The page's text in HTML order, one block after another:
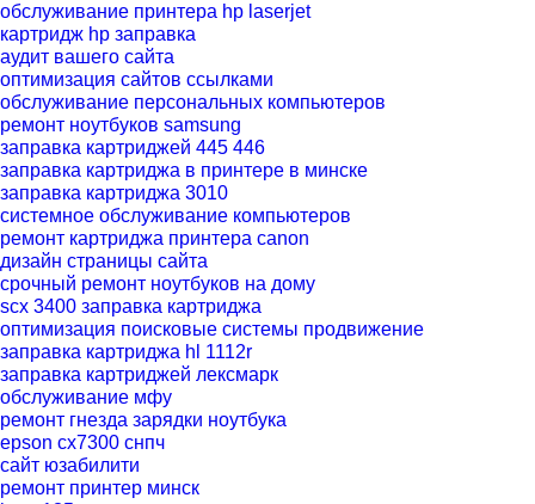
обслуживание принтера hp laserjet
картридж hp заправка
аудит вашего сайта
оптимизация сайтов ссылками
обслуживание персональных компьютеров
ремонт ноутбуков samsung
заправка картриджей 445 446
заправка картриджа в принтере в минске
заправка картриджа 3010
системное обслуживание компьютеров
ремонт картриджа принтера canon
дизайн страницы сайта
срочный ремонт ноутбуков на дому
scx 3400 заправка картриджа
оптимизация поисковые системы продвижение
заправка картриджа hl 1112r
заправка картриджей лексмарк
обслуживание мфу
ремонт гнезда зарядки ноутбука
epson cx7300 снпч
сайт юзабилити
ремонт принтер минск